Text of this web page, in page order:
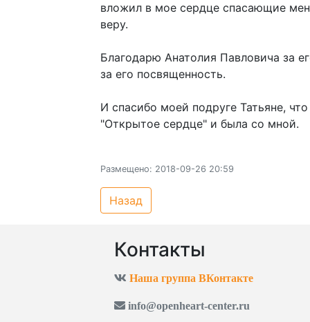
вложил в мое сердце спасающие
веру.
Благодарю Анатолия Павловича за
за его посвященность.
И спасибо моей подруге Татьяне,
"Открытое сердце" и была со мной.
Размещено: 2018-09-26 20:59
Назад
Контакты
Наша группа ВКонтакте
info@openheart-center.ru